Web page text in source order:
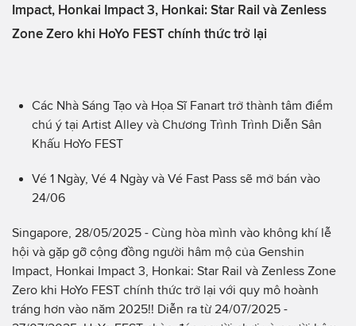
Impact, Honkai Impact 3, Honkai: Star Rail và Zenless
Zone Zero khi HoYo FEST chính thức trở lại
Các Nhà Sáng Tạo và Họa Sĩ Fanart trở thành tâm điểm
chú ý tại Artist Alley và Chương Trình Trình Diễn Sân
Khấu HoYo FEST
Vé 1 Ngày, Vé 4 Ngày và Vé Fast Pass sẽ mở bán vào
24/06
Singapore, 28/05/2025 - Cùng hòa mình vào không khí lễ
hội và gặp gỡ cộng đồng người hâm mộ của Genshin
Impact, Honkai Impact 3, Honkai: Star Rail và Zenless Zone
Zero khi HoYo FEST chính thức trở lại với quy mô hoành
tráng hơn vào năm 2025!! Diễn ra từ 24/07/2025 -